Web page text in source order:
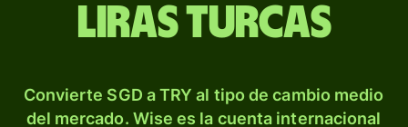
liras turcas
Convierte SGD a TRY al tipo de cambio medio
del mercado. Wise es la cuenta internacional